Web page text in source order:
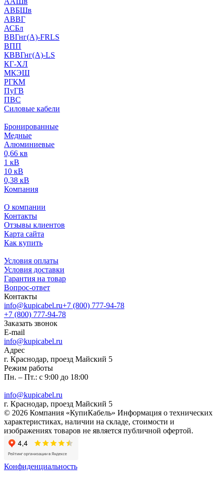
АВБШв
АВВГ
АСБл
ВВГнг(А)-FRLS
ВПП
КВВГнг(А)-LS
КГ-ХЛ
МКЭШ
РГКМ
ПуГВ
ПВС
Силовые кабели
Бронированные
Медные
Алюминиевые
0,66 кв
1 кВ
10 кВ
0,38 кВ
Компания
О компании
Контакты
Отзывы клиентов
Карта сайта
Как купить
Условия оплаты
Условия доставки
Гарантия на товар
Вопрос-ответ
Контакты
info@kupicabel.ru+7 (800) 777-94-78
+7 (800) 777-94-78
Заказать звонок
E-mail
info@kupicabel.ru
Адрес
г. Краснодар, проезд Майский 5
Режим работы
Пн. – Пт.: с 9:00 до 18:00
info@kupicabel.ru
г. Краснодар, проезд Майский 5
© 2026 Компания «КупиКабель» Информация о технических
характеристиках, наличии на складе, стоимости и
изображениях товаров не является публичной офертой.
Конфиденциальность